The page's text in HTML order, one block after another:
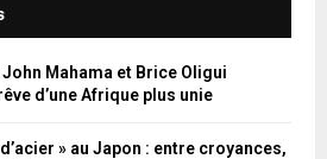
John Mahama et Brice Oligui
d’une Afrique plus unie
» au Japon : entre croyances,